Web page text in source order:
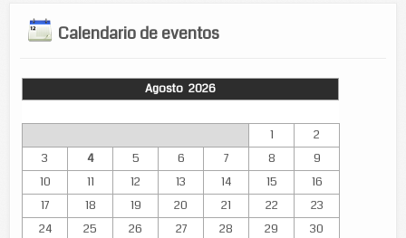
Calendario de eventos
Agosto 2026
1
2
3
4 5 6 7 8
9
10
11 12 13 14 15
16
17
18 19 20 21 22
23
24
25 26 27 28 29
30